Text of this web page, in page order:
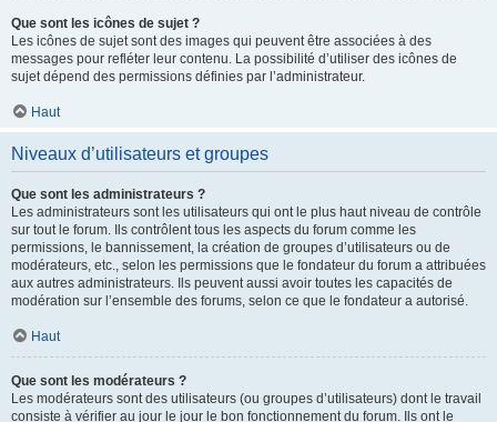
Que sont les icônes de sujet ?
Les icônes de sujet sont des images qui peuvent être associées à des
messages pour refléter leur contenu. La possibilité d’utiliser des icônes de
sujet dépend des permissions définies par l’administrateur.
Haut
Niveaux d’utilisateurs et groupes
Que sont les administrateurs ?
Les administrateurs sont les utilisateurs qui ont le plus haut niveau de contrôle
sur tout le forum. Ils contrôlent tous les aspects du forum comme les
permissions, le bannissement, la création de groupes d’utilisateurs ou de
modérateurs, etc., selon les permissions que le fondateur du forum a attribuées
aux autres administrateurs. Ils peuvent aussi avoir toutes les capacités de
modération sur l’ensemble des forums, selon ce que le fondateur a autorisé.
Haut
Que sont les modérateurs ?
Les modérateurs sont des utilisateurs (ou groupes d’utilisateurs) dont le travail
consiste à vérifier au jour le jour le bon fonctionnement du forum. Ils ont le